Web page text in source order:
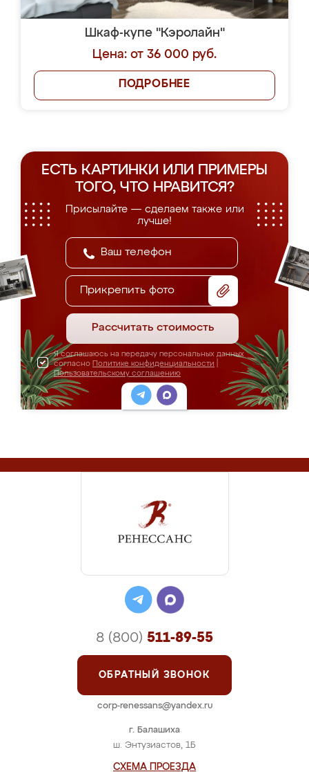
Шкаф-купе "Кэролайн"
Цена: от 36 000 руб.
ПОДРОБНЕЕ
ЕСТЬ КАРТИНКИ ИЛИ ПРИМЕРЫ
ТОГО, ЧТО НРАВИТСЯ?
Присылайте — сделаем также или
лучше!
Прикрепить фото
Рассчитать стоимость
Я соглашаюсь на передачу персональных данных
согласно Политике конфиденциальности
Пользовательскому соглашению
г. Балашиха
ш. Энтузиастов, 1Б
СХЕМА ПРОЕЗДА
8 (800) 511-89-55
ОБРАТНЫЙ ЗВОНОК
corp-renessans@yandex.ru